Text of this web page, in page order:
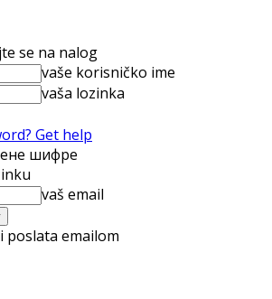
se na nalog
vaše korisničko ime
vaša lozinka
Get help
шифре
vaš email
poslata emailom